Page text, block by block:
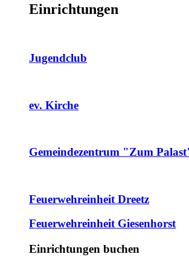
Einrichtungen
Jugendclub
ev. Kirche
Gemeindezentrum "Zum
Feuerwehreinheit Dreetz
Feuerwehreinheit Giesenhorst
Einrichtungen buchen